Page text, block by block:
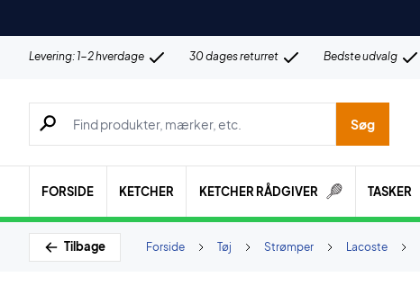
Levering: 1-2 hverdage 30 dages returret Bedste udvalg
Søg efter produkter, mærker etc.
Søg
FORSIDE KETCHER KETCHER RÅDGIVER TASKER
Tilbage Lacoste
Strømper
Tøj
Forside